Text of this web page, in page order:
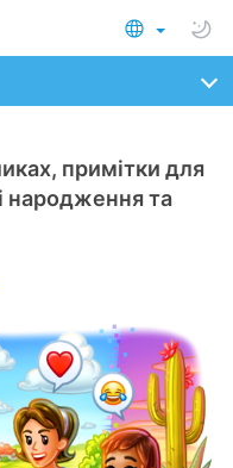
примітки для
народження та